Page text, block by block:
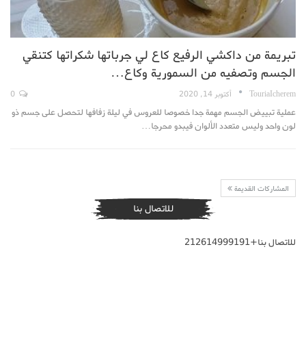
تبريمة من داكشي الرفيع كاع لي جرباتها شكراتها كتنقي
الجسم وتصفيه من السمورية وكاع…
TouriaIcherem أكتوبر 14, 2020
عملية تبييض الجسم مهمة جدا خصوصا للعروس في ليلة زفافها لتحصل على جسم ذو
لون واحد وليس متعدد الألوان فيبدو محرجا…
المشاركات القديمة
للاتصال بنا
للاتصال بنا+212614999191